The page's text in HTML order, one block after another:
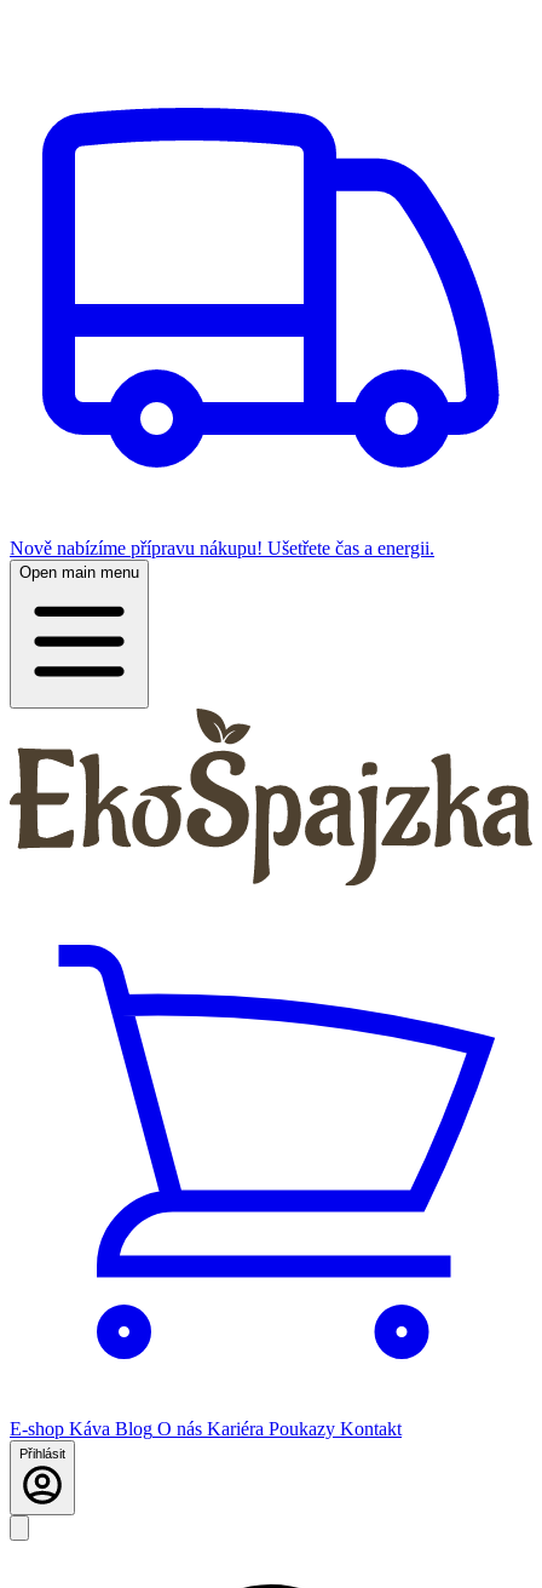
Nově nabízíme přípravu nákupu! Ušetřete čas a energii.
Open main menu
E-shop Káva Blog O nás Kariéra Poukazy Kontakt
Přihlásit